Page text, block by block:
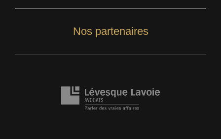
Nos partenaires